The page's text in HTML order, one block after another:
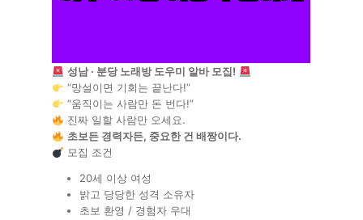
성남 · 분당 노래방 도우미 알바 모집!
“망설이면 기회는 끝난다!”
“움직이는 사람만 돈 번다!”
진짜 일할 사람만 오세요.
초보든 경력자든, 중요한 건 배짱이다.
모집 조건
20세 이상 여성
밝고 당당한 성격 소유자
초보 환영 / 경험자 우대